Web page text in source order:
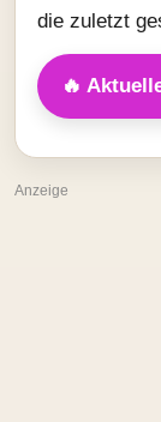
die zuletzt
🔥
Anzeige